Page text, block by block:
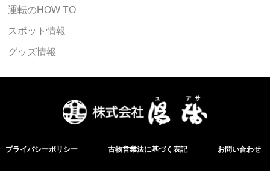
運転のHOW TO
スポット情報
グッズ情報
プライバシーポリシー 古物営業法に基づく表記 お問い合わせ